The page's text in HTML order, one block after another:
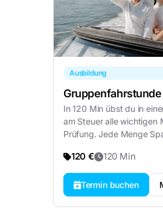
Ausbildung
Gruppenfahrstunde
In 120 Min übst du in
am Steuer alle wichtigen
Prüfung. Jede Menge
120 € 120 Min
Termin buchen